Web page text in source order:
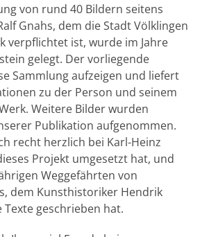
von rund 40 Bildern seitens
Gnahs, dem die Stadt Völklingen
verpflichtet ist, wurde im Jahre
gelegt. Der vorliegende
Sammlung aufzeigen und liefert
zu der Person und seinem
Weitere Bilder wurden
Publikation aufgenommen.
recht herzlich bei Karl-Heinz
Projekt umgesetzt hat, und
Weggefährten von
dem Kunsthistoriker Hendrik
Texte geschrieben hat.